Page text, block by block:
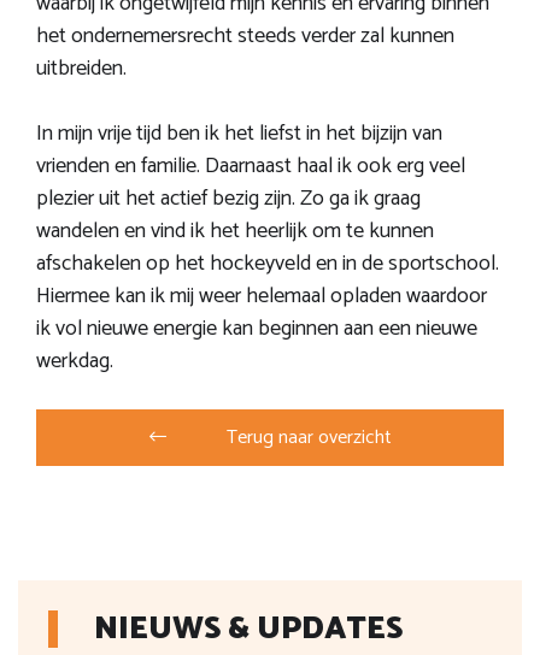
het ondernemersrecht steeds verder zal kunnen
uitbreiden.
In mijn vrije tijd ben ik het liefst in het bijzijn van
vrienden en familie. Daarnaast haal ik ook erg veel
plezier uit het actief bezig zijn. Zo ga ik graag
wandelen en vind ik het heerlijk om te kunnen
afschakelen op het hockeyveld en in de sportschool.
Hiermee kan ik mij weer helemaal opladen waardoor
ik vol nieuwe energie kan beginnen aan een nieuwe
werkdag.
Terug naar overzicht
NIEUWS & UPDATES